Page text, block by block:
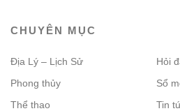
CHUYÊN MỤC
Địa Lý – Lịch Sử
Hỏi
Phong thủy
Sổ
Thể thao
Tin